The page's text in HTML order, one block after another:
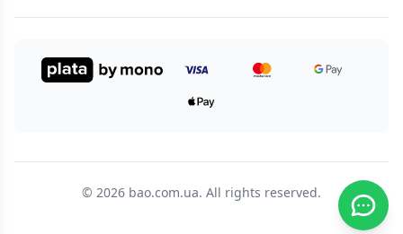
© 2026 bao.com.ua. All rights reserved.